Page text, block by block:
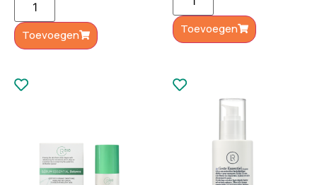
Toevoegen Toevoegen